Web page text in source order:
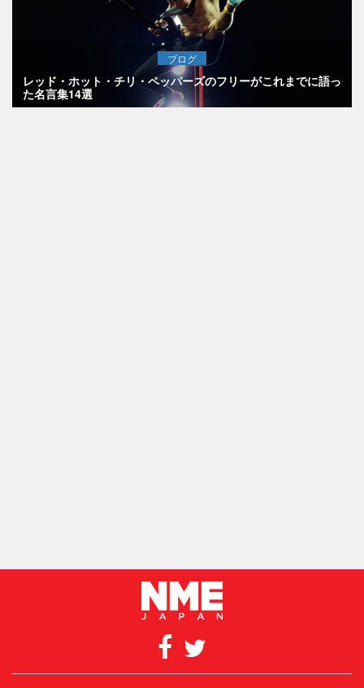
ブログ
レッド・ホット・チリ・ペッパーズのフリーがこれまでに語っ
た名言集14選